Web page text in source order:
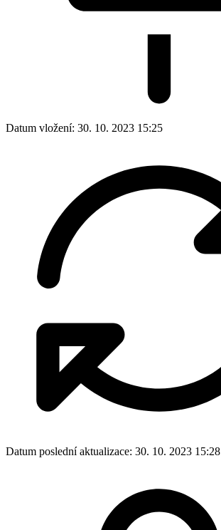
Datum vložení: 30. 10. 2023 15:25
Datum poslední aktualizace: 30. 10. 2023 15:28